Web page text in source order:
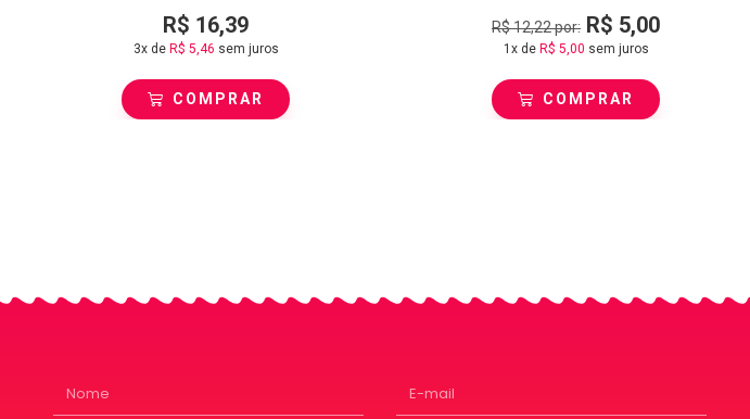
R$ 16,39
3x de R$ 5,46 sem juros
COMPRAR
R$12,22por: R$ 5,00
1x de R$ 5,00 sem juros
COMPRAR